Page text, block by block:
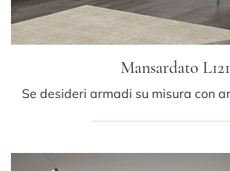
Mansardato L121